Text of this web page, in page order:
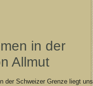
in der
Allmut
der Schweizer Grenze liegt